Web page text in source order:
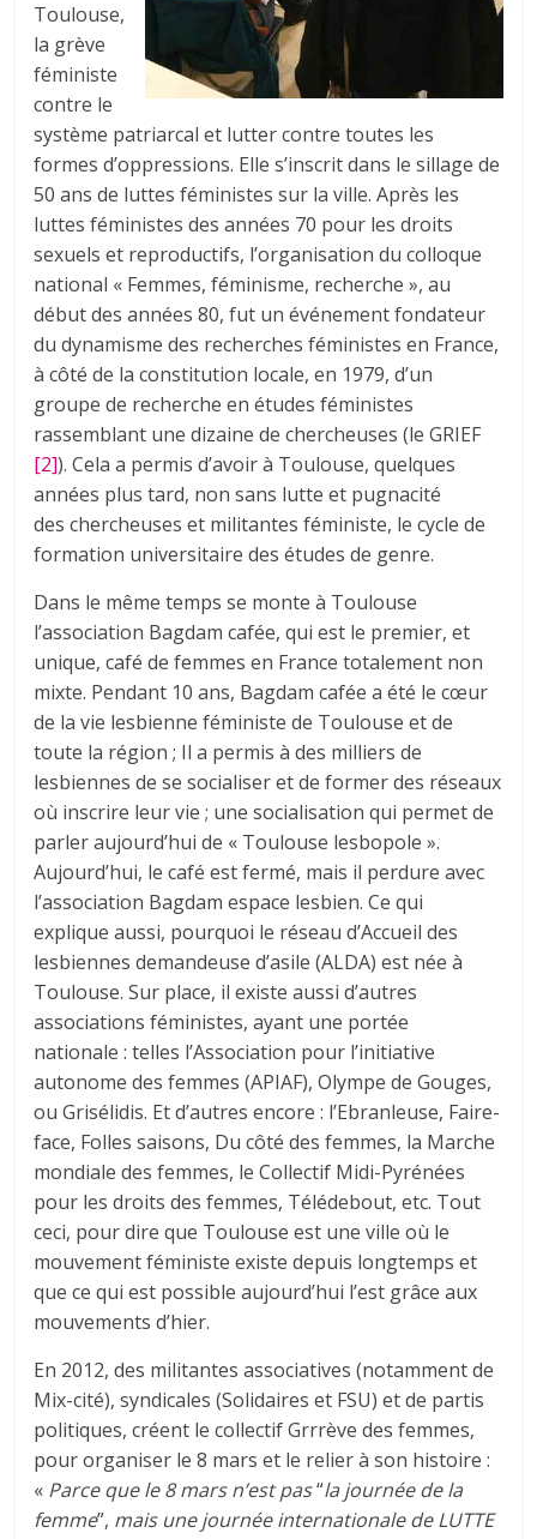
Toulouse,
la grève
féministe
contre le
système patriarcal et lutter contre toutes les
formes d’oppressions. Elle s’inscrit dans le sillage de
50 ans de luttes féministes sur la ville. Après les
luttes féministes des années 70 pour les droits
sexuels et reproductifs, l’organisation du colloque
national « Femmes, féminisme, recherche », au
début des années 80, fut un événement fondateur
du dynamisme des recherches féministes en France,
à côté de la constitution locale, en 1979, d’un
groupe de recherche en études féministes
rassemblant une dizaine de chercheuses (le GRIEF
[2]). Cela a permis d’avoir à Toulouse, quelques
années plus tard, non sans lutte et pugnacité
des chercheuses et militantes féministe, le cycle de
formation universitaire des études de genre.
Dans le même temps se monte à Toulouse
l’association Bagdam cafée, qui est le premier, et
unique, café de femmes en France totalement non
mixte. Pendant 10 ans, Bagdam cafée a été le cœur
de la vie lesbienne féministe de Toulouse et de
toute la région ; Il a permis à des milliers de
lesbiennes de se socialiser et de former des réseaux
où inscrire leur vie ; une socialisation qui permet de
parler aujourd’hui de « Toulouse lesbopole ».
Aujourd’hui, le café est fermé, mais il perdure avec
l’association Bagdam espace lesbien. Ce qui
explique aussi, pourquoi le réseau d’Accueil des
lesbiennes demandeuse d’asile (ALDA) est née à
Toulouse. Sur place, il existe aussi d’autres
associations féministes, ayant une portée
nationale : telles l’Association pour l’initiative
autonome des femmes (APIAF), Olympe de Gouges,
ou Grisélidis. Et d’autres encore : l’Ebranleuse, Faire-
face, Folles saisons, Du côté des femmes, la Marche
mondiale des femmes, le Collectif Midi-Pyrénées
pour les droits des femmes, Télédebout, etc. Tout
ceci, pour dire que Toulouse est une ville où le
mouvement féministe existe depuis longtemps et
que ce qui est possible aujourd’hui l’est grâce aux
mouvements d’hier.
En 2012, des militantes associatives (notamment de
Mix-cité), syndicales (Solidaires et FSU) et de partis
politiques, créent le collectif Grrrève des femmes,
pour organiser le 8 mars et le relier à son histoire :
« Parce que le 8 mars n’est pas“la journée de la
femme”, mais une journée internationale de LUTTE